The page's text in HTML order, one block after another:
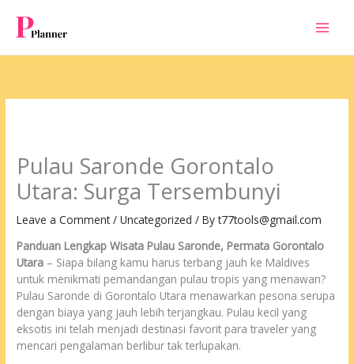
content
Pulau Saronde Gorontalo
Utara: Surga Tersembunyi
Leave a Comment /Uncategorized / Byt77tools@gmail.com
Panduan Lengkap Wisata Pulau Saronde, Permata Gorontalo
Utara – Siapa bilang kamu harus terbang jauh ke Maldives
untuk menikmati pemandangan pulau tropis yang menawan?
Pulau Saronde di Gorontalo Utara menawarkan pesona serupa
dengan biaya yang jauh lebih terjangkau. Pulau kecil yang
eksotis ini telah menjadi destinasi favorit para traveler yang
mencari pengalaman berlibur tak terlupakan.